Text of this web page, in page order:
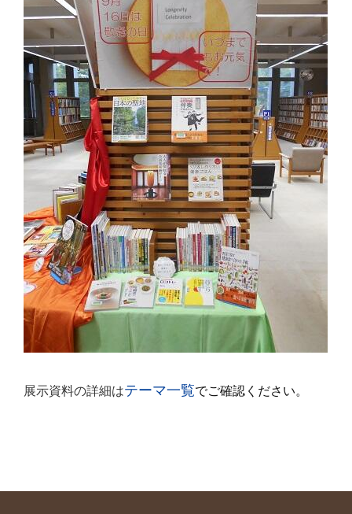
展示資料の詳細はテーマ一覧でご確認ください。